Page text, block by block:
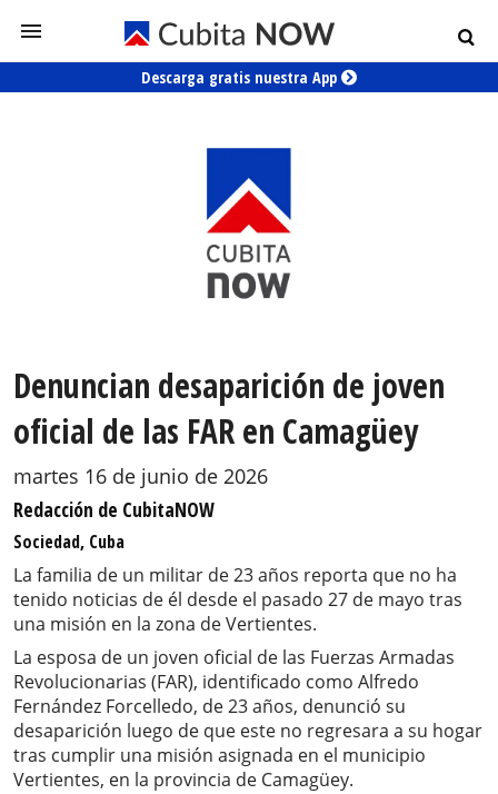
Descarga gratis nuestra App
Denuncian desaparición de joven
oficial de las FAR en Camagüey
martes 16 de junio de 2026
Redacción de CubitaNOW
Sociedad, Cuba
La familia de un militar de 23 años reporta que no ha
tenido noticias de él desde el pasado 27 de mayo tras
una misión en la zona de Vertientes.
La esposa de un joven oficial de las Fuerzas Armadas
Revolucionarias (FAR), identificado como Alfredo
Fernández Forcelledo, de 23 años, denunció su
desaparición luego de que este no regresara a su hogar
tras cumplir una misión asignada en el municipio
Vertientes, en la provincia de Camagüey.